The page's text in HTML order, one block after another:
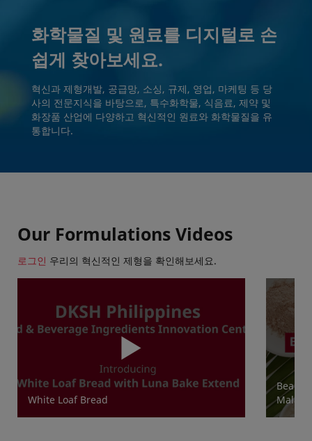
화학물질 및 원료를 디지털로 손
쉽게 찾아보세요.
혁신과 제형개발, 공급망, 소싱, 규제, 영업, 마케팅 등 당
사의 전문지식을 바탕으로, 특수화학물, 식음료, 제약 및
화장품 산업에 다양하고 혁신적인 원료와 화학물질을 유
통합니다.
Our Formulations Videos
로그인 우리의 혁신적인 제형을 확인해보세요.
White Loaf Bread
Beauty